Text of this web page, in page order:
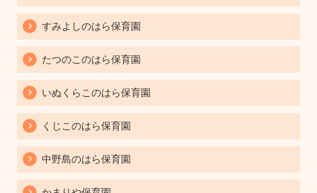
すみよしのはら保育園
たつのこのはら保育園
いぬくらこのはら保育園
くじこのはら保育園
中野島のはら保育園